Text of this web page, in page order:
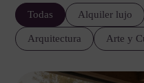
Todas Alquiler lujo
Arquitectura Arte y